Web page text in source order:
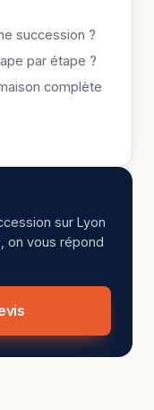
succession ?
par étape ?
complète
sur Lyon
on vous répond